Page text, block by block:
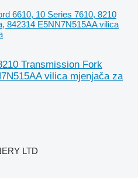
6610, 10 Series 7610, 8210
842314 E5NN7N515AA vilica
Transmission Fork
vilica mjenjača za
LTD